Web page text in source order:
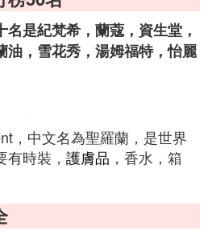
是紀梵希，蘭蔻，資生堂，
油，雪花秀，湯姆福特，怡麗
，中文名為聖羅蘭，是世界
時裝， 護膚品 ，香水，箱